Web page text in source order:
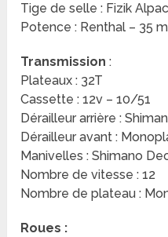
Tige de selle : Fizik
Potence : Renthal – 35
Transmission :
Plateaux : 32T
Cassette : 12v – 10/51
Dérailleur arrière :
Dérailleur avant :
Manivelles : Shimano
Nombre de vitesse : 12
Nombre de plateau :
Roues :